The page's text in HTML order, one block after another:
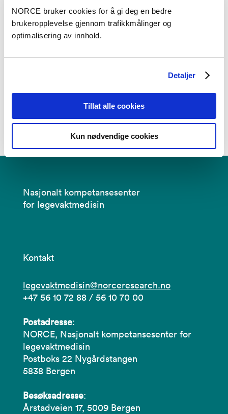
NORCE bruker cookies for å gi deg en bedre
brukeropplevelse gjennom trafikkmålinger og
optimalisering av innhold.
Detaljer
Tillat alle cookies
Kun nødvendige cookies
Fauskanger, Jon. Universitetet i Bergen,
NORCE Research AS, Helse Stavanger HF -
Stavanger universitetssjukehus.
Nasjonalt kompetansesenter
for legevaktmedisin
Kontakt
legevaktmedisin@norceresearch.no
+47 56 10 72 88 / 56 10 70 00
Postadresse:
NORCE, Nasjonalt kompetansesenter for
legevaktmedisin
Postboks 22 Nygårdstangen
5838 Bergen
Besøksadresse:
Årstadveien 17, 5009 Bergen